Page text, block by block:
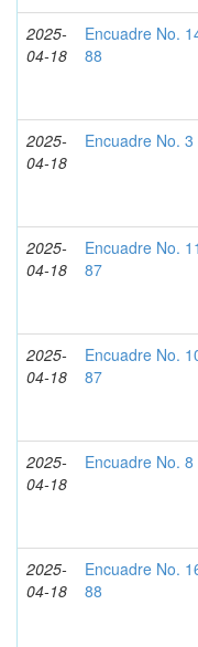
2025-
04-18
Encuadre No.
88
2025-
04-18
Encuadre No.
2025-
04-18
Encuadre No.
87
2025-
04-18
Encuadre No.
87
2025-
04-18
Encuadre No.
2025-
04-18
Encuadre No.
88